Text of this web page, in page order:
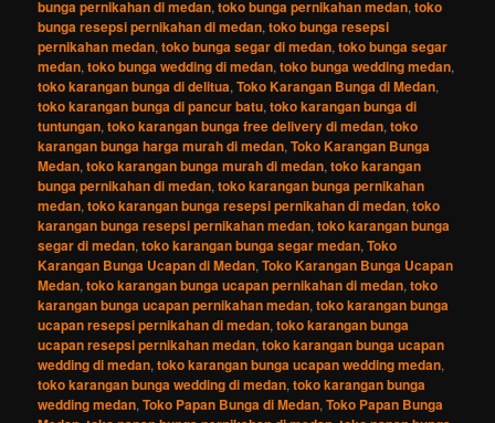
bunga pernikahan di medan,toko bunga pernikahan medan,toko
bunga resepsi pernikahan di medan,toko bunga resepsi
pernikahan medan,toko bunga segar di medan,toko bunga segar
medan,toko bunga wedding di medan,toko bunga wedding medan,
toko karangan bunga di delitua,Toko Karangan Bunga di Medan,
toko karangan bunga di pancur batu,toko karangan bunga di
tuntungan,toko karangan bunga free delivery di medan,toko
karangan bunga harga murah di medan,Toko Karangan Bunga
Medan,toko karangan bunga murah di medan,toko karangan
bunga pernikahan di medan,toko karangan bunga pernikahan
medan,toko karangan bunga resepsi pernikahan di medan,toko
karangan bunga resepsi pernikahan medan,toko karangan bunga
segar di medan,toko karangan bunga segar medan,Toko
Karangan Bunga Ucapan di Medan,Toko Karangan Bunga Ucapan
Medan,toko karangan bunga ucapan pernikahan di medan,toko
karangan bunga ucapan pernikahan medan,toko karangan bunga
ucapan resepsi pernikahan di medan,toko karangan bunga
ucapan resepsi pernikahan medan,toko karangan bunga ucapan
wedding di medan,toko karangan bunga ucapan wedding medan,
toko karangan bunga wedding di medan,toko karangan bunga
wedding medan,Toko Papan Bunga di Medan,Toko Papan Bunga